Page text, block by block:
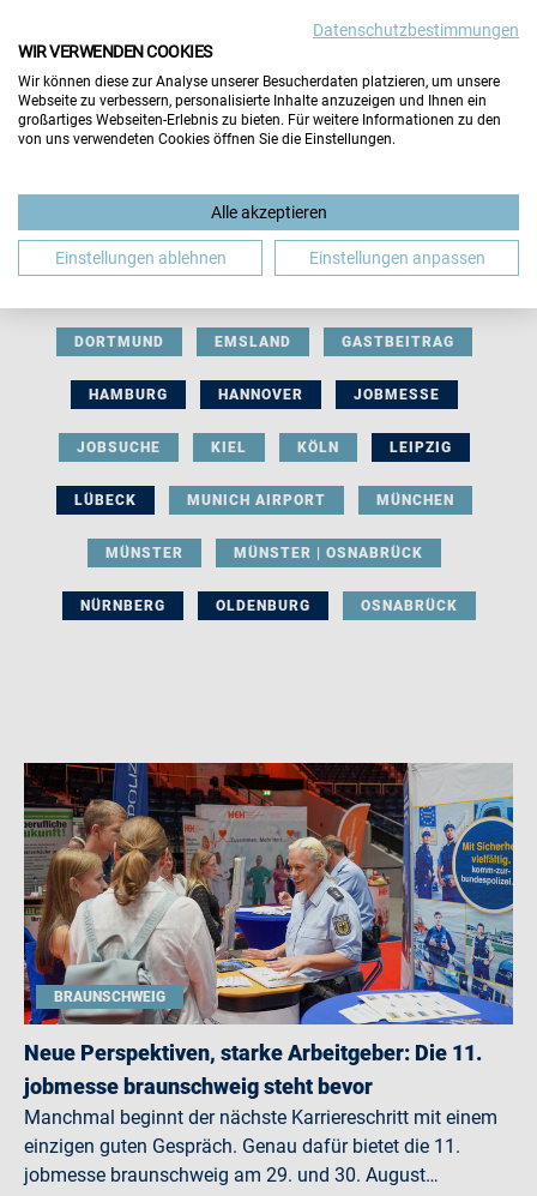
BERUFLICHE ORIENTIERUNG BEWERBUNG
DORTMUND EMSLAND GASTBEITRAG
HAMBURG HANNOVER JOBMESSE
JOBSUCHE KIEL KÖLN LEIPZIG
LÜBECK MUNICH AIRPORT MÜNCHEN
MÜNSTER MÜNSTER | OSNABRÜCK
NÜRNBERG OLDENBURG OSNABRÜCK
BRAUNSCHWEIG
Neue Perspektiven, starke Arbeitgeber: Die 11.
jobmesse braunschweig steht bevor
Manchmal beginnt der nächste Karriereschritt mit einem
einzigen guten Gespräch. Genau dafür bietet die 11.
jobmesse braunschweig am 29. und 30. August…
Datenschutzbestimmungen
WIR VERWENDEN COOKIES
Wir können diese zur Analyse unserer Besucherdaten platzieren, um unsere
Webseite zu verbessern, personalisierte Inhalte anzuzeigen und Ihnen ein
großartiges Webseiten-Erlebnis zu bieten. Für weitere Informationen zu den
von uns verwendeten Cookies öffnen Sie die Einstellungen.
Alle akzeptieren
Einstellungen ablehnen Einstellungen anpassen